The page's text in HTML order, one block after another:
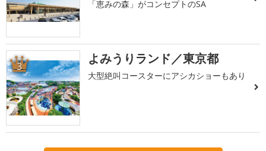
「恵みの森」がコンセプトのSA
3 よみうりランド／東京都
大型絶叫コースターにアシカショーもあり